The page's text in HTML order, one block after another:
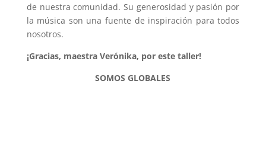
de nuestra comunidad. Su generosidad y pasión por
la música son una fuente de inspiración para todos
nosotros.
¡Gracias, maestra Verónika, por este taller!
SOMOS GLOBALES